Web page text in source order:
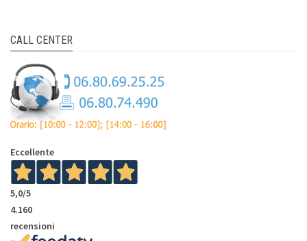
CALL CENTER
Eccellente
5,0/5
4.160
recensioni